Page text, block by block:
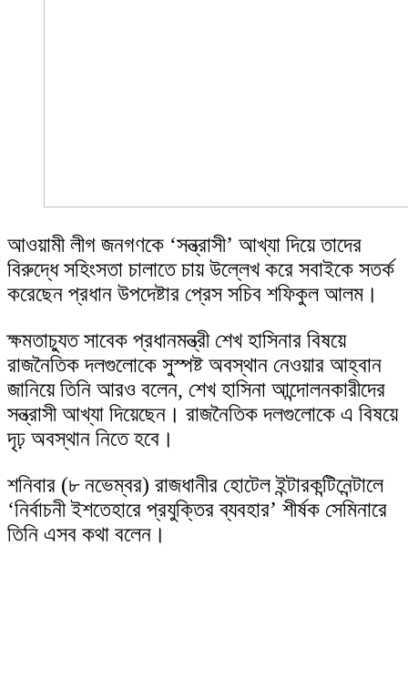
আওয়ামী লীগ জনগণকে ‘সন্ত্রাসী’ আখ্যা দিয়ে তাদের
বিরুদ্ধে সহিংসতা চালাতে চায় উল্লেখ করে সবাইকে সতর্ক
করেছেন প্রধান উপদেষ্টার প্রেস সচিব শফিকুল আলম।
ক্ষমতাচ্যুত সাবেক প্রধানমন্ত্রী শেখ হাসিনার বিষয়ে
রাজনৈতিক দলগুলোকে সুস্পষ্ট অবস্থান নেওয়ার আহ্বান
জানিয়ে তিনি আরও বলেন, শেখ হাসিনা আন্দোলনকারীদের
সন্ত্রাসী আখ্যা দিয়েছেন। রাজনৈতিক দলগুলোকে এ বিষয়ে
দৃঢ় অবস্থান নিতে হবে।
শনিবার (৮ নভেম্বর) রাজধানীর হোটেল ইন্টারকন্টিনেন্টালে
‘নির্বাচনী ইশতেহারে প্রযুক্তির ব্যবহার’ শীর্ষক সেমিনারে
তিনি এসব কথা বলেন।